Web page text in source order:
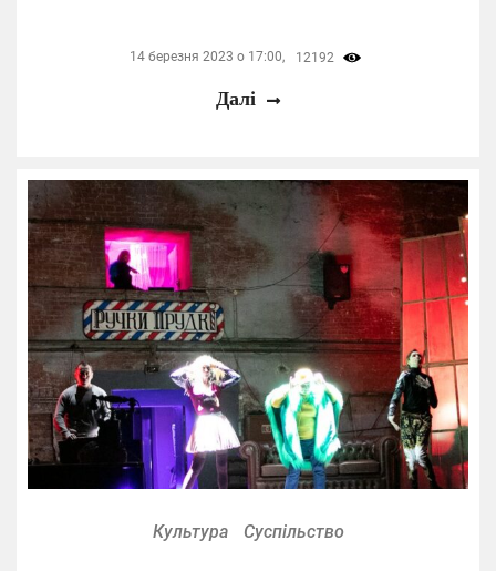
14 березня 2023 о 17:00, 12192
Далі
Культура Суспільство